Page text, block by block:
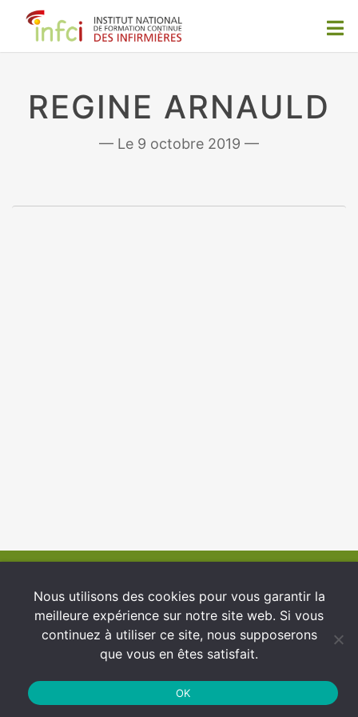
REGINE ARNAULD
9 octobre 2019
Nous utilisons des cookies pour vous garantir la
meilleure expérience sur notre site web. Si vous
continuez à utiliser ce site, nous supposerons
que vous en êtes satisfait.
OK
Conditions générales d’utilisation
Protection des Données